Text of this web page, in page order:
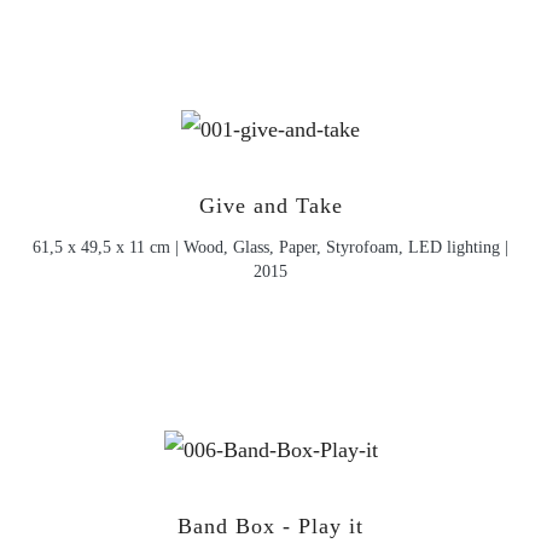
Give and Take
61,5 x 49,5 x 11 cm | Wood, Glass, Paper, Styrofoam, LED lighting |
2015
Band Box - Play it